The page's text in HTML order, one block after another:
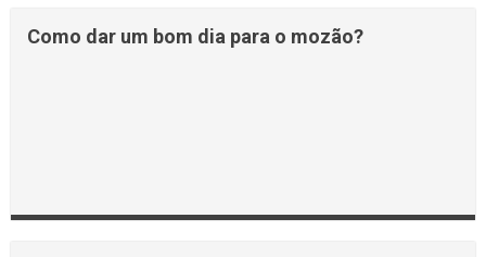
Como dar um bom dia para o mozão?